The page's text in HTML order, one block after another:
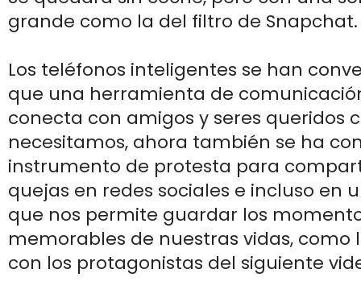
grande como la del filtro de Snapchat.
Los teléfonos inteligentes se han
que una herramienta de
conecta con amigos y seres queridos
necesitamos, ahora también se ha
instrumento de protesta para
quejas en redes sociales e incluso en
que nos permite guardar los
memorables de nuestras vidas, como
con los protagonistas del siguiente